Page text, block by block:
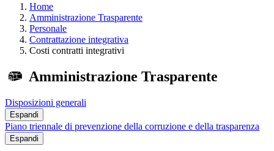
Home
Amministrazione Trasparente
Personale
Contrattazione integrativa
Costi contratti integrativi
Amministrazione Trasparente
Disposizioni generali
Espandi
Piano triennale di prevenzione della corruzione e della trasparenza
Espandi